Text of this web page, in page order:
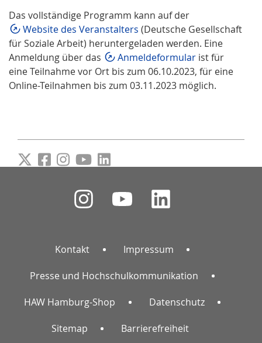
Das vollständige Programm kann auf der
Website des Veranstalters (Deutsche Gesellschaft
für Soziale Arbeit) heruntergeladen werden. Eine
Anmeldung über das
Anmeldeformular ist für
eine Teilnahme vor Ort bis zum 06.10.2023, für eine
Online-Teilnahmen bis zum 03.11.2023 möglich.
Kontakt Impressum
Presse und Hochschulkommunikation
HAW Hamburg-Shop Datenschutz
Sitemap Barrierefreiheit